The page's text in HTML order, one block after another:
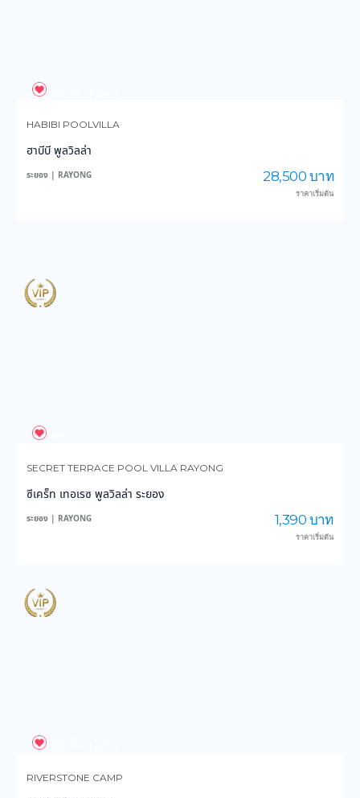
HABIBI POOLVILLA
ฮาบีบี พูลวิลล่า
ระยอง | RAYONG 28,500 บาท
ราคาเริ่มต้น
SECRET TERRACE POOL VILLA RAYONG
ซีเคร็ท เทอเรซ พูลวิลล่า ระยอง
ระยอง | RAYONG 1,390 บาท
ราคาเริ่มต้น
RIVERSTONE CAMP